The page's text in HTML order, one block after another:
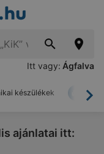
Itt vagy: Ágfalva
készülékek
ajánlatai itt: